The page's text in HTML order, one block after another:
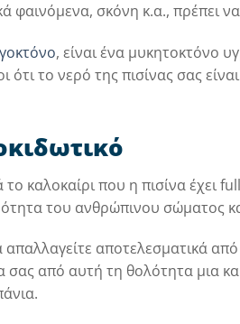
φαινόμενα, σκόνη κ.α., πρέπει
, είναι ένα μυκητοκτόνο
ότι το νερό της πισίνας σας
το καλοκαίρι που η πισίνα
του ανθρώπινου σώματος
απαλλαγείτε αποτελεσματικά
σας από αυτή τη θολότητα μια